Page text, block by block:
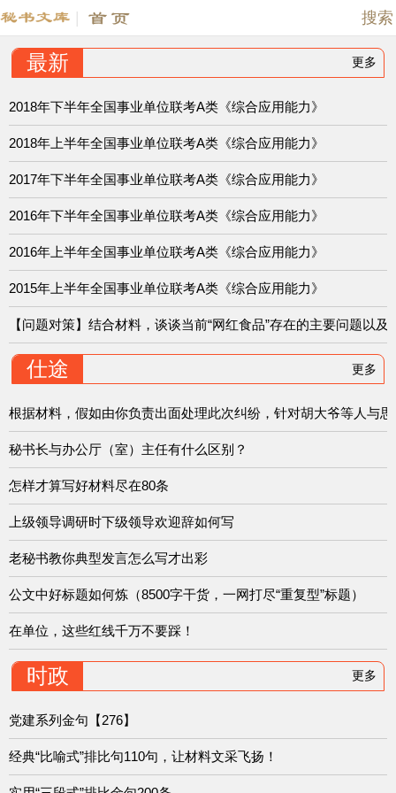
搜索
最新 更多
2018年下半年全国事业单位联考A类《综合应用能力》
2018年上半年全国事业单位联考A类《综合应用能力》
2017年下半年全国事业单位联考A类《综合应用能力》
2016年下半年全国事业单位联考A类《综合应用能力》
2016年上半年全国事业单位联考A类《综合应用能力》
2015年上半年全国事业单位联考A类《综合应用能力》
【问题对策】结合材料，谈谈当前“网红食品”存在的主要问题以
仕途 更多
根据材料，假如由你负责出面处理此次纠纷，针对胡大爷等人与
秘书长与办公厅（室）主任有什么区别？
怎样才算写好材料尽在80条
上级领导调研时下级领导欢迎辞如何写
老秘书教你典型发言怎么写才出彩
公文中好标题如何炼（8500字干货，一网打尽“重复型”标题）
在单位，这些红线千万不要踩！
时政 更多
党建系列金句【276】
经典“比喻式”排比句110句，让材料文采飞扬！